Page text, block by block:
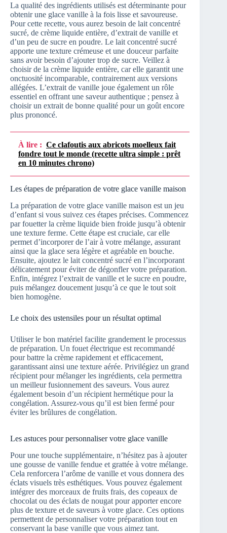
La qualité des ingrédients utilisés est déterminante pour
obtenir une glace vanille à la fois lisse et savoureuse.
Pour cette recette, vous aurez besoin de lait concentré
sucré, de crème liquide entière, d’extrait de vanille et
d’un peu de sucre en poudre. Le lait concentré sucré
apporte une texture crémeuse et une douceur parfaite
sans avoir besoin d’ajouter trop de sucre. Veillez à
choisir de la crème liquide entière, car elle garantit une
onctuosité incomparable, contrairement aux versions
allégées. L’extrait de vanille joue également un rôle
essentiel en offrant une saveur authentique ; pensez à
choisir un extrait de bonne qualité pour un goût encore
plus prononcé.
À lire : Ce clafoutis aux abricots moelleux fait
fondre tout le monde (recette ultra simple : prêt
en 10 minutes chrono)
Les étapes de préparation de votre glace vanille maison
La préparation de votre glace vanille maison est un jeu
d’enfant si vous suivez ces étapes précises. Commencez
par fouetter la crème liquide bien froide jusqu’à obtenir
une texture ferme. Cette étape est cruciale, car elle
permet d’incorporer de l’air à votre mélange, assurant
ainsi que la glace sera légère et agréable en bouche.
Ensuite, ajoutez le lait concentré sucré en l’incorporant
délicatement pour éviter de dégonfler votre préparation.
Enfin, intégrez l’extrait de vanille et le sucre en poudre,
puis mélangez doucement jusqu’à ce que le tout soit
bien homogène.
Le choix des ustensiles pour un résultat optimal
Utiliser le bon matériel facilite grandement le processus
de préparation. Un fouet électrique est recommandé
pour battre la crème rapidement et efficacement,
garantissant ainsi une texture aérée. Privilégiez un grand
récipient pour mélanger les ingrédients, cela permettra
un meilleur fusionnement des saveurs. Vous aurez
également besoin d’un récipient hermétique pour la
congélation. Assurez-vous qu’il est bien fermé pour
éviter les brûlures de congélation.
Les astuces pour personnaliser votre glace vanille
Pour une touche supplémentaire, n’hésitez pas à ajouter
une gousse de vanille fendue et grattée à votre mélange.
Cela renforcera l’arôme de vanille et vous donnera des
éclats visuels très esthétiques. Vous pouvez également
intégrer des morceaux de fruits frais, des copeaux de
chocolat ou des éclats de nougat pour apporter encore
plus de texture et de saveurs à votre glace. Ces options
permettent de personnaliser votre préparation tout en
conservant la base vanille que vous aimez tant.